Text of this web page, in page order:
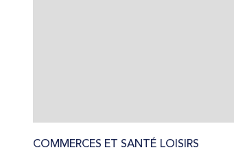
COMMERCES ET SANTÉ LOISIRS